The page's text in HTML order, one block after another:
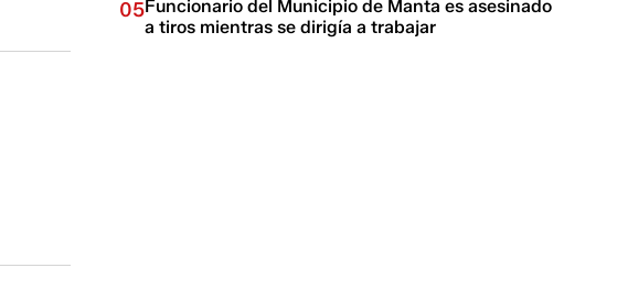
05Funcionario del Municipio de Manta es asesinado
a tiros mientras se dirigía a trabajar